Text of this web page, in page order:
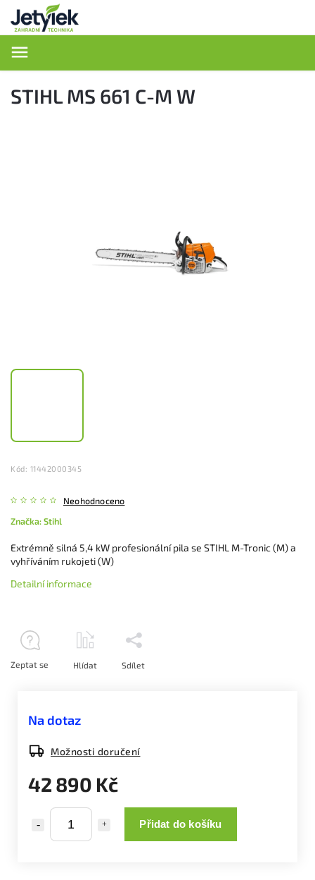
STIHL MS 661 C-M W
Kód: 11442000345
Neohodnoceno
Značka:Stihl
42 890 Kč
Přidat do košíku
Na dotaz
Možnosti doručení
Extrémně silná 5,4 kW profesionální pila se STIHL M-Tronic (M) a
vyhříváním rukojeti (W)
Detailní informace
Zeptat se Hlídat Sdílet